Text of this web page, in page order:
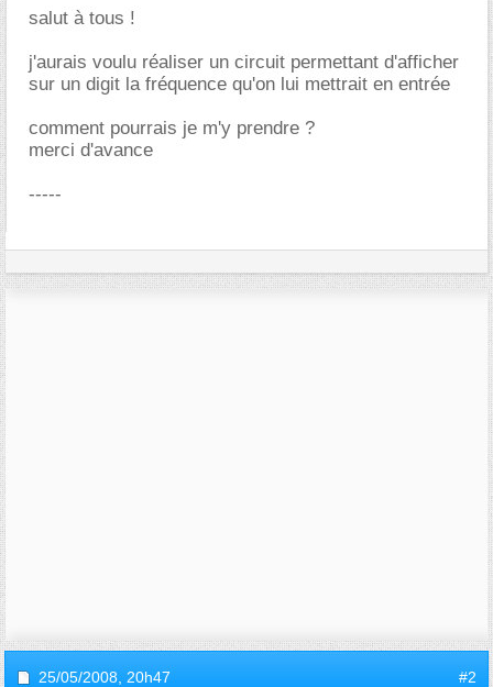
salut à tous !
j'aurais voulu réaliser un circuit permettant d'afficher
sur un digit la fréquence qu'on lui mettrait en entrée
comment pourrais je m'y prendre ?
merci d'avance
-----
25/05/2008, 20h47 #2